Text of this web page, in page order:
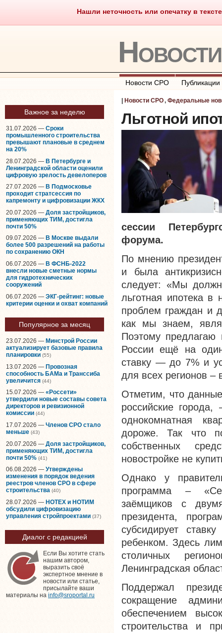
Нашли неточность или опечатку в
Саморегулирование Что
Новости СРО Публикации
Важное за неделю
31.07.2026 — Сроки
промышленного строительства
превышают плановые в среднем
на 20%
28.07.2026 — В Петербурге и
Ленинградской области оценили
цифровую зрелость девелоперов
27.07.2026 — В Подмосковье
проходит стратсессия по
капремонту и цифровизации ЖКХ
20.07.2026 — Доля застройщиков,
применяющих ТИМ, достигла
почти 50%
09.07.2026 — В Москве выдали
более 500 разрешений на работы
по сохранению ОКН
06.07.2026 — В ФСНБ-2022
внесли новые сметные нормы
для гидротехнических
сооружений
06.07.2026 — ЭКГ-рейтинг: новые
критерии оценки и охват компаний
Популярное за месяц
23.07.2026 — Минстрой России
актуализирует базовые правила
планировки (55)
13.07.2026 — Провозная
способность БАМа и Транссиба
увеличится (44)
15.07.2026 — «Россети»
утвердили новые составы совета
директоров и ревизионной
комиссии (44)
17.07.2026 — Членов СРО стало
меньше (43)
20.07.2026 — Доля застройщиков,
применяющих ТИМ, достигла
почти 50% (41)
06.08.2026 — Утверждены
изменения в порядок ведения
реестров членов СРО в сфере
строительства (40)
28.07.2026 — НОТЕХ и НОТИМ
обсудили цифровизацию
управления стройпроектами (37)
Диалог с редакцией
Если Вы хотите стать
нашим автором,
выразить своё
экспертное мнение в
новости или статье,
присылайте ваши
материалы на info@sroportal.ru
Новости СРО, Федеральные
Льготной
сессии
форума.
По мнению
и была
следует: «Мы
льготная ипотека
проблем граждан и
как мы знаем,
Поэтому предлагаю
России ещё на
ставку — до 7% и
для всех регионов –
Отметим, что
российские
однокомнатная
дороже. Так что
собственных
новостройке не
Однако у
программа –
заёмщиков с
президента,
субсидирует
ребенком. Здесь
столичных
Ленинградская
Поддержал
сокращение
обеспечением
строительства и